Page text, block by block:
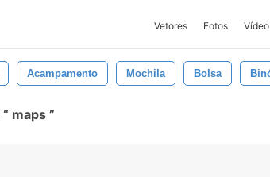
Vetores Fotos Vídeo
Acampamento Mochila Bolsa
maps